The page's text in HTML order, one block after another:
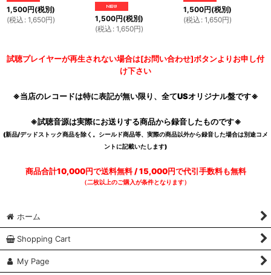
1,500円(税別)
(税込 : 1,650円) 1,500円(税別)
(税込 : 1,650円)
1,500円(税別)
(税込 : 1,650円)
試聴プレイヤーが再生されない場合は[お問い合わせ]ボタンよりお申し付
け下さい
※当店のレコードは特に表記が無い限り、全てUSオリジナル盤です※
※試聴音源は実際にお送りする商品から録音したものです※
(新品/デッドストック商品を除く。シールド商品等、実際の商品以外から録音した場合は別途コメ
ントに記載いたします)
商品合計10,000円で送料無料 / 15,000円で代引手数料も無料
（二枚以上のご購入が条件となります）
ホーム
Shopping Cart
My Page